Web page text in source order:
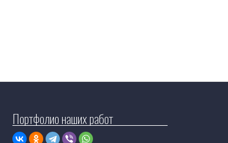
Портфолио наших работ